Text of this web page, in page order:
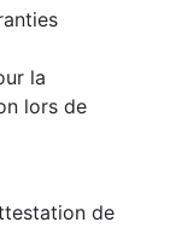
la
lors de
de